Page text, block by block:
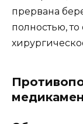
прервана
полностью,